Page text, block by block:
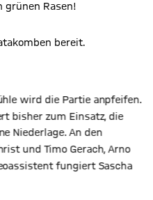
grünen Rasen!
bereit.
wird die Partie anpfeifen.
bisher zum Einsatz, die
Niederlage. An den
und Timo Gerach, Arno
fungiert Sascha